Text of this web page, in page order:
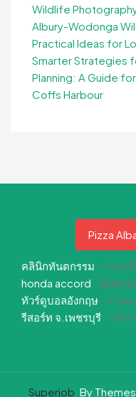
Wildlife
Albury-Wodonga
Practical Ideas for
Smarter Strategies
Planning: A Guide
Coffs Harbour
Pizza
คลินิกทันตกรรม - ราคา
honda accord - สินค้า
ทัวร์ดูบอลอังกฤษ - รายล
รีสอร์ท จ.เพชรบุรี - บริก
Superjob By